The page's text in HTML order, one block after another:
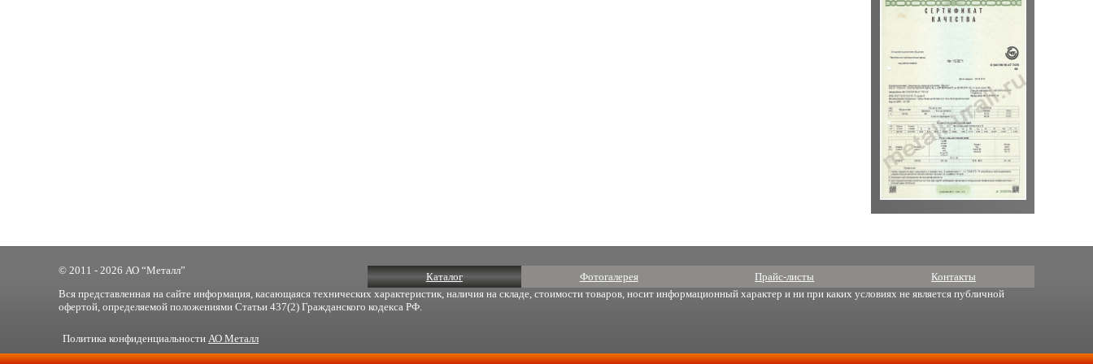
Каталог Фотогалерея Прайс-листы Контакты
© 2011 - 2026 АО “Металл”
Вся представленная на сайте информация, касающаяся технических характеристик, наличия на складе, стоимости товаров, носит информационный характер и ни при каких условиях не является публичной
офертой, определяемой положениями Статьи 437(2) Гражданского кодекса РФ.
Политика конфиденциальности АО Металл